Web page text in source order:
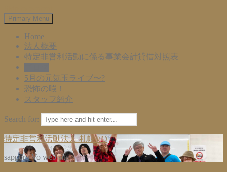
Primary Menu
Home
法人概要
特定非営利活動に係る事業会計貸借対照表
5月の元気玉ライブ〜?
恐怖の暇！
スタッフ紹介
Search for:
特定非営利活動法人 札幌VO
sapporo Vo web site